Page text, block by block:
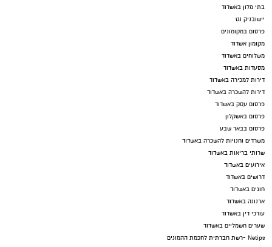
בתי מלון באשדוד
יישובניק נט
פרסום במקומונים
מקומון אשדוד
משלוחים באשדוד
מסעדות באשדוד
דירות למכירה באשדוד
דירות להשכרה באשדוד
פרסום עסק באשדוד
פרסום באשקלון
פרסום בבאר שבע
משרדים וחנויות להשכרה באשדוד
שרותי בריאות באשדוד
אירועים באשדוד
דרושים באשדוד
חוגים באשדוד
ארנונה באשדוד
עורכי דין באשדוד
שערים חשמליים באשדוד
Netips -רשת חברתית לחכמת ההמונים